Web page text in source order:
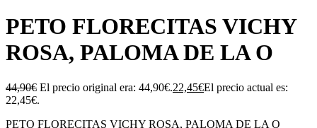
PETO FLORECITAS VICHY
ROSA, PALOMA DE LA O
44,90€ El precio original era: 44,90€.22,45€El precio actual es:
22,45€.
PETO FLORECITAS VICHY ROSA, PALOMA DE LA O